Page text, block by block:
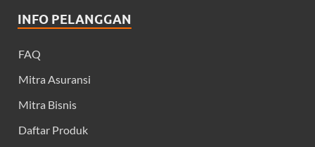
INFO PELANGGAN
FAQ
Mitra Asuransi
Mitra Bisnis
Daftar Produk